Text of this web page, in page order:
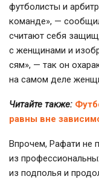
футболисты и
команде», —
считают себя
с женщинами и
сям», — так он
на самом деле
Читайте также:
равны вне
Впрочем, Рафати не
из
из подполья и